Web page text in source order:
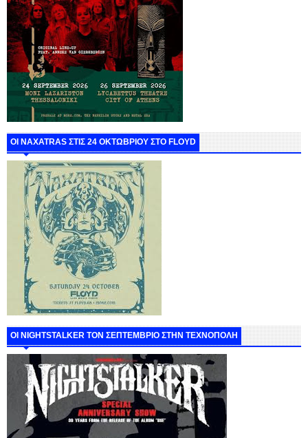
ΟΙ NAXATRAS ΣΤΙΣ 24 ΟΚΤΩΒΡΙΟΥ ΣΤΟ FLOYD
ΟΙ NIGHTSTALKER ΤΟΝ ΣΕΠΤΕΜΒΡΙΟ ΣΤΗΝ ΤΕΧΝΟΠΟΛΗ